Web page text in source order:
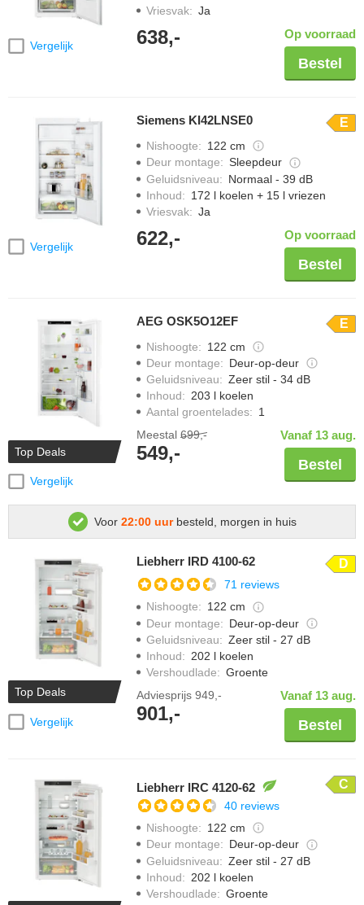
Vergelijk
Vriesvak: Ja
638,- Op voorraad
Bestel
Vergelijk
Siemens KI42LNSE0 E
Nishoogte: 122 cm
Deur montage: Sleepdeur
Geluidsniveau: Normaal - 39 dB
Inhoud: 172 l koelen + 15 l vriezen
Vriesvak: Ja
622,- Op voorraad
Bestel
Top Deals
Vergelijk
AEG OSK5O12EF E
Nishoogte: 122 cm
Deur montage: Deur-op-deur
Geluidsniveau: Zeer stil - 34 dB
Inhoud: 203 l koelen
Aantal groentelades: 1
Meestal 699,-
549,-
Vanaf 13 aug.
Bestel
Voor 22:00 uurbesteld, morgen in huis
Top Deals
Vergelijk
Liebherr IRD 4100-62 D
71 reviews
Nishoogte: 122 cm
Deur montage: Deur-op-deur
Geluidsniveau: Zeer stil - 27 dB
Inhoud: 202 l koelen
Vershoudlade: Groente
Adviesprijs 949,-
901,-
Vanaf 13 aug.
Bestel
Liebherr IRC 4120-62 C
40 reviews
Nishoogte: 122 cm
Deur montage: Deur-op-deur
Geluidsniveau: Zeer stil - 27 dB
Inhoud: 202 l koelen
Vershoudlade: Groente